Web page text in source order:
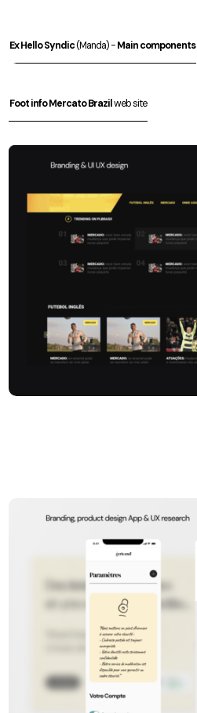
Ex Hello Syndic(Manda) -Main components
Foot info Mercato Brazilweb site